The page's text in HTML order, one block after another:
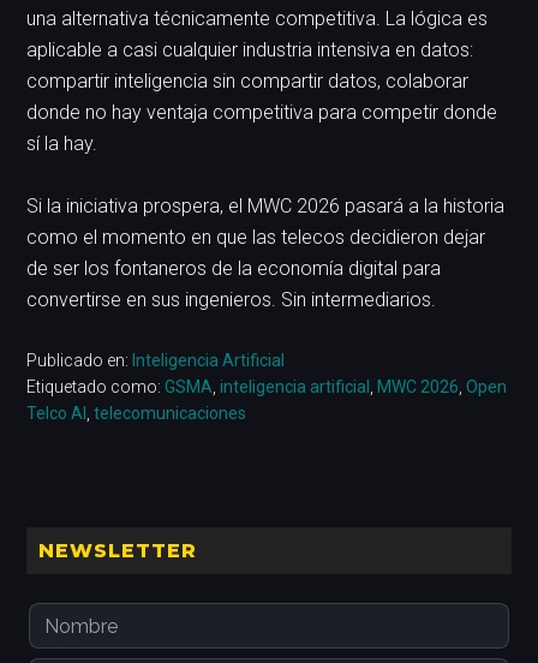
una alternativa técnicamente competitiva. La lógica es
aplicable a casi cualquier industria intensiva en datos:
compartir inteligencia sin compartir datos, colaborar
donde no hay ventaja competitiva para competir donde
sí la hay.
Si la iniciativa prospera, el MWC 2026 pasará a la historia
como el momento en que las telecos decidieron dejar
de ser los fontaneros de la economía digital para
convertirse en sus ingenieros. Sin intermediarios.
Publicado en: Inteligencia Artificial
Etiquetado como:GSMA ,inteligencia artificial MWC 2026 ,Open
Telco AI
,telecomunicaciones
Barra
principal
NEWSLETTER